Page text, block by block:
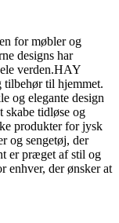
for møbler og
designs har
verden.HAY
tilbehør til hjemmet.
og elegante design
tidløse og
produkter for jysk
og sengetøj, der
er præget af stil og
der ønsker at